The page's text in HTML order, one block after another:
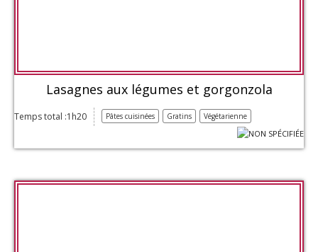
Lasagnes aux légumes et gorgonzola
Temps total :1h20 Pâtes cuisinées Gratins Végétarienne